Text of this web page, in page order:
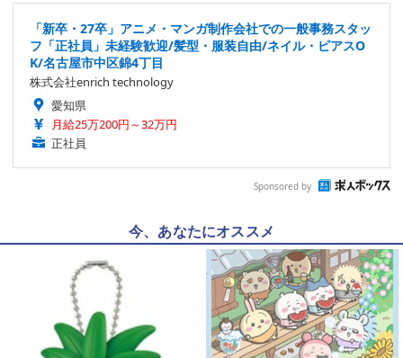
「新卒・27卒」アニメ・マンガ制作会社での一般事務スタッ
フ「正社員」未経験歓迎/髪型・服装自由/ネイル・ピアスO
K/名古屋市中区錦4丁目
株式会社enrich technology
愛知県
月給25万200円～32万円
正社員
Sponsored by
今、あなたにオススメ